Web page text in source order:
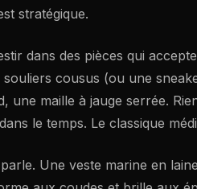
stratégique.
dans des pièces qui
cousus (ou une
une maille à jauge serrée.
le temps. Le classique
Une veste marine en